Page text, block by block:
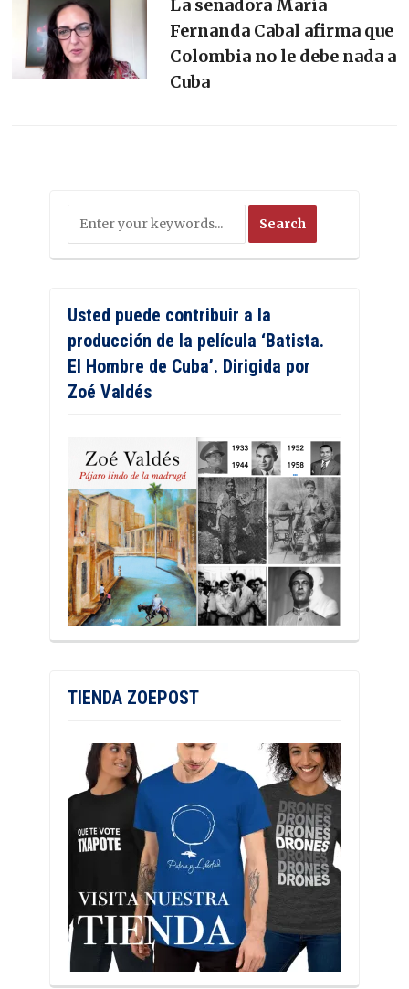
La senadora María
Fernanda Cabal afirma que
Colombia no le debe nada a
Cuba
Usted puede contribuir a la
producción de la película ‘Batista.
El Hombre de Cuba’. Dirigida por
Zoé Valdés
TIENDA ZOEPOST